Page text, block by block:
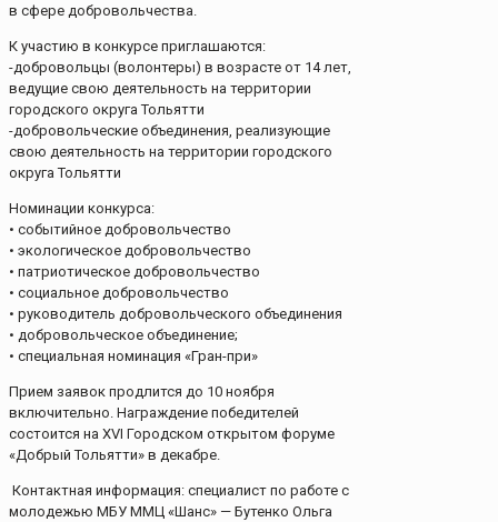
в сфере добровольчества.
К участию в конкурсе приглашаются:
-добровольцы (волонтеры) в возрасте от 14 лет,
ведущие свою деятельность на территории
городского округа Тольятти
-добровольческие объединения, реализующие
свою деятельность на территории городского
округа Тольятти
Номинации конкурса:
• событийное добровольчество
• экологическое добровольчество
• патриотическое добровольчество
• социальное добровольчество
• руководитель добровольческого объединения
• добровольческое объединение;
• специальная номинация «Гран-при»
Прием заявок продлится до 10 ноября
включительно. Награждение победителей
состоится на XVI Городском открытом форуме
«Добрый Тольятти» в декабре.
​ Контактная информация: специалист по работе с
молодежью МБУ ММЦ «Шанс» — Бутенко Ольга